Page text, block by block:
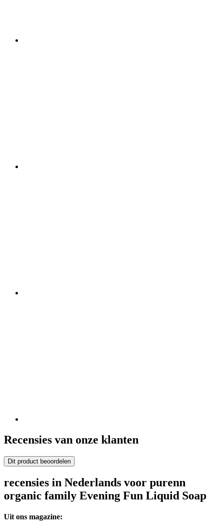
Recensies van onze klanten
Dit product beoordelen
recensies in Nederlands voor purenn
organic family Evening Fun Liquid Soap
Uit ons magazine: